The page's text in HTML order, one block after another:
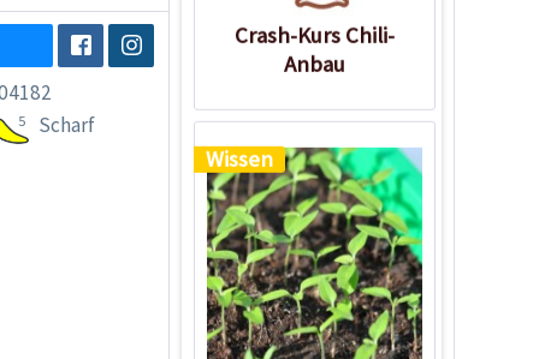
5 Scharf
Crash-Kurs Chili-
Anbau
Wissen